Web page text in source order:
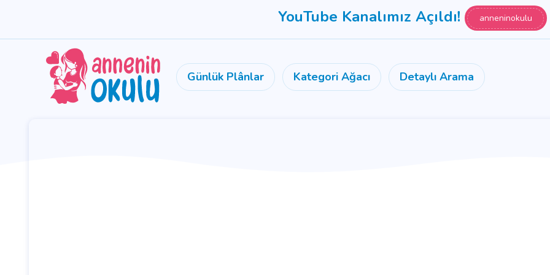
YouTube Kanalımız Açıldı! anneninokulu
Günlük Plânlar Kategori Ağacı Detaylı Arama